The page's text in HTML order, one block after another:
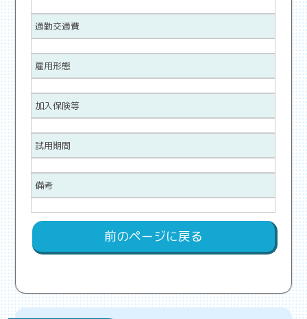
通勤交通費
雇用形態
加入保険等
試用期間
備考
前のページに戻る